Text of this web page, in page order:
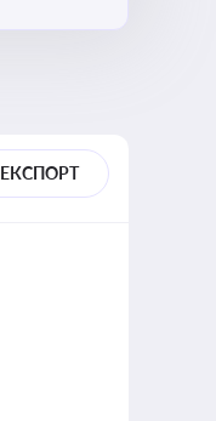
ЕКСПОРТ